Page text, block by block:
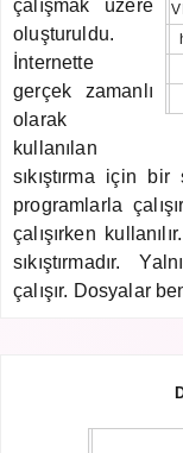
çalışmak üzere
oluşturuldu.
İnternette
gerçek zamanlı
olarak
kullanılan
sıkıştırma için
programlarla
çalışırken
sıkıştırmadır.
çalışır. Dosyalar